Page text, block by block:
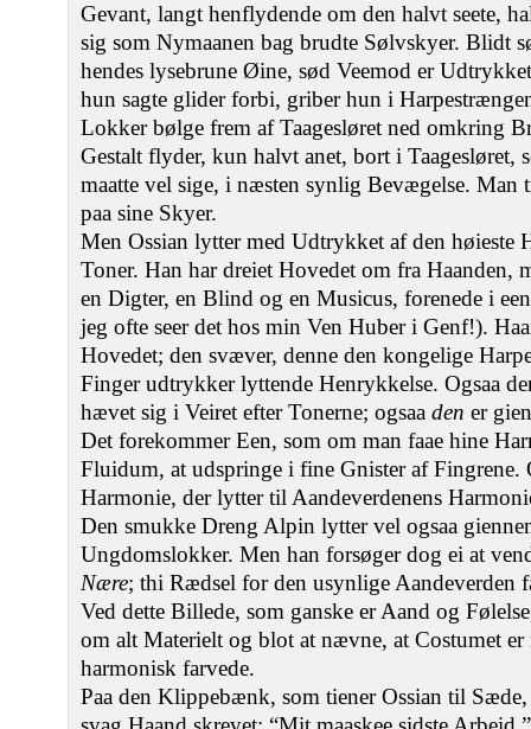
Gevant, langt henflydende om den halvt seete,
sig som Nymaanen bag brudte Sølvskyer. Blidt
hendes lysebrune Øine, sød Veemod er
hun sagte glider forbi, griber hun i
Lokker bølge frem af Taagesløret ned omkring
Gestalt flyder, kun halvt anet, bort i Taagesløret,
maatte vel sige, i næsten synlig Bevægelse. Man
paa sine Skyer.
Men Ossian lytter med Udtrykket af den høieste
Toner. Han har dreiet Hovedet om fra
en Digter, en Blind og en Musicus, forenede i
jeg ofte seer det hos min Ven Huber i Genf!).
Hovedet; den svæver, denne den kongelige
Finger udtrykker lyttende Henrykkelse. Ogsaa
hævet sig i Veiret efter Tonerne; ogsaa den er
Det forekommer Een, som om man faae hine
Fluidum, at udspringe i fine Gnister af Fingrene.
Harmonie, der lytter til Aandeverdenens
Den smukke Dreng Alpin lytter vel ogsaa
Ungdomslokker. Men han forsøger dog ei at
Nære; thi Rædsel for den usynlige Aandeverden
Ved dette Billede, som ganske er Aand og
om alt Materielt og blot at nævne, at Costumet er
harmonisk farvede.
Paa den Klippebænk, som tiener Ossian til